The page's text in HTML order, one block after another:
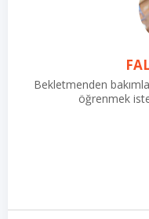
Bekletmenden
öğrenmek